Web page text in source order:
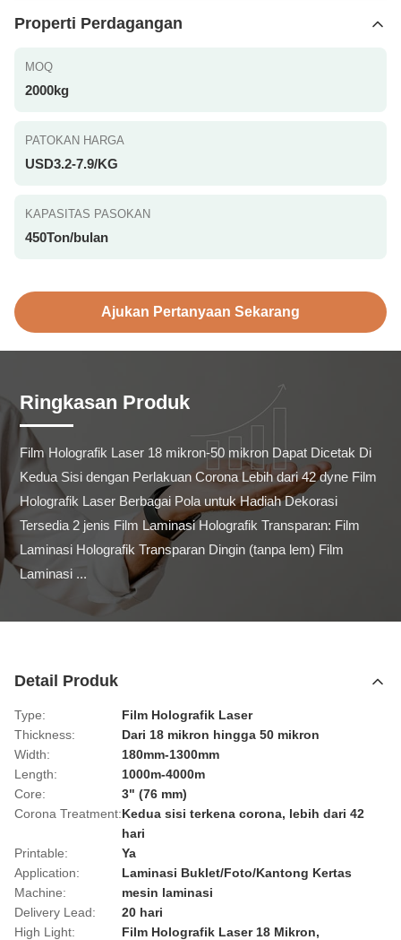
Properti Perdagangan
MOQ
2000kg
PATOKAN HARGA
USD3.2-7.9/KG
KAPASITAS PASOKAN
450Ton/bulan
Ajukan Pertanyaan Sekarang
Ringkasan Produk
Film Holografik Laser 18 mikron-50 mikron Dapat Dicetak Di
Kedua Sisi dengan Perlakuan Corona Lebih dari 42 dyne Film
Holografik Laser Berbagai Pola untuk Hadiah Dekorasi
Tersedia 2 jenis Film Laminasi Holografik Transparan: Film
Laminasi Holografik Transparan Dingin (tanpa lem) Film
Laminasi ...
Detail Produk
Type:
Film Holografik Laser
Thickness:
Dari 18 mikron hingga 50 mikron
Width:
180mm-1300mm
Length:
1000m-4000m
Core:
3" (76 mm)
Corona Treatment:Kedua sisi terkena corona, lebih dari 42
hari
Printable:
Ya
Application:
Laminasi Buklet/Foto/Kantong Kertas
Machine:
mesin laminasi
Delivery Lead:
20 hari
High Light:
Film Holografik Laser 18 Mikron,